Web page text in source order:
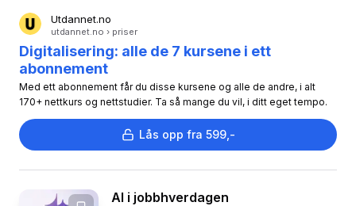
Utdannet.no
utdannet.no › priser
Digitalisering: alle de 7 kursene i ett
abonnement
Med ett abonnement får du disse kursene og alle de andre, i alt
170+ nettkurs og nettstudier. Ta så mange du vil, i ditt eget tempo.
Lås opp fra 599,-
AI i jobbhverdagen